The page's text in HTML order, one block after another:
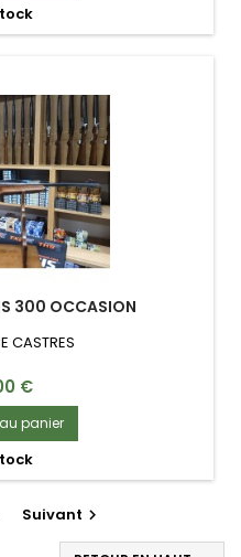
300 OCCASION
CASTRES
€
panier
Suivant 